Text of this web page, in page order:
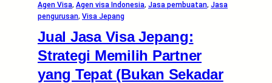
Agen Visa, Agen visa Indonesia, Jasa pembuatan, Jasa
pengurusan, Visa Jepang
Jual Jasa Visa Jepang:
Strategi Memilih Partner
yang Tepat (Bukan Sekadar